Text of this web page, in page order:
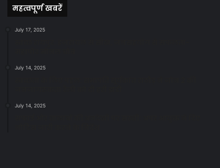
महत्वपूर्ण खबरें
July 17, 2025
July 14, 2025
July 14, 2025